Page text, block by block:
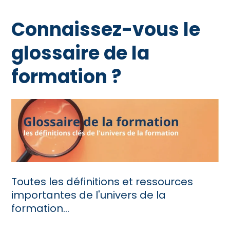
Connaissez-vous le
glossaire de la
formation ?
Toutes les définitions et ressources
importantes de l'univers de la
formation...